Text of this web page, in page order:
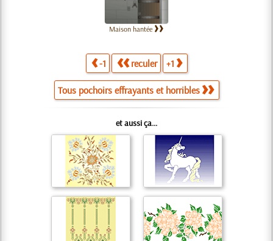
Maison hantée
-1 reculer +1
Tous pochoirs effrayants et horribles
et aussi ça...